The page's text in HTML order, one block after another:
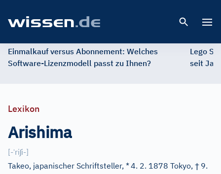
Einmalkauf versus Abonnement: Welches
Software-Lizenzmodell passt zu Ihnen?
Lego
seit
Lexikon
Arishima
[-ˈriʃi-]
Takeo, japanischer Schriftsteller, *4. 2. 1878 Tokyo, † 9.